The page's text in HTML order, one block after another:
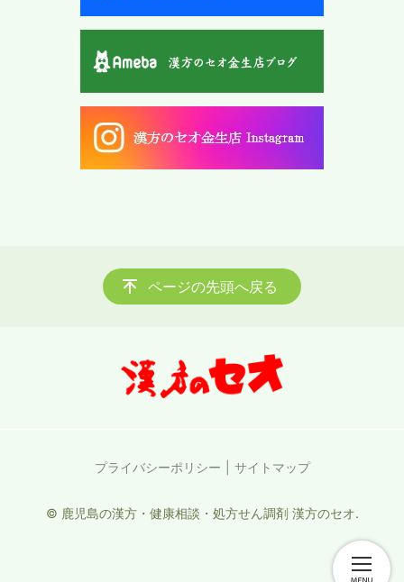
ページの先頭へ戻る
プライバシーポリシー サイトマップ
© 鹿児島の漢方・健康相談・処方せん調剤 漢方のセオ.